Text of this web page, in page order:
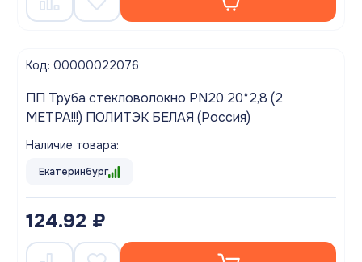
Код: 00000022076
ПП Труба стекловолокно PN20 20*2,8 (2
МЕТРА!!!) ПОЛИТЭК БЕЛАЯ (Россия)
Наличие товара:
Екатеринбург
124.92 ₽